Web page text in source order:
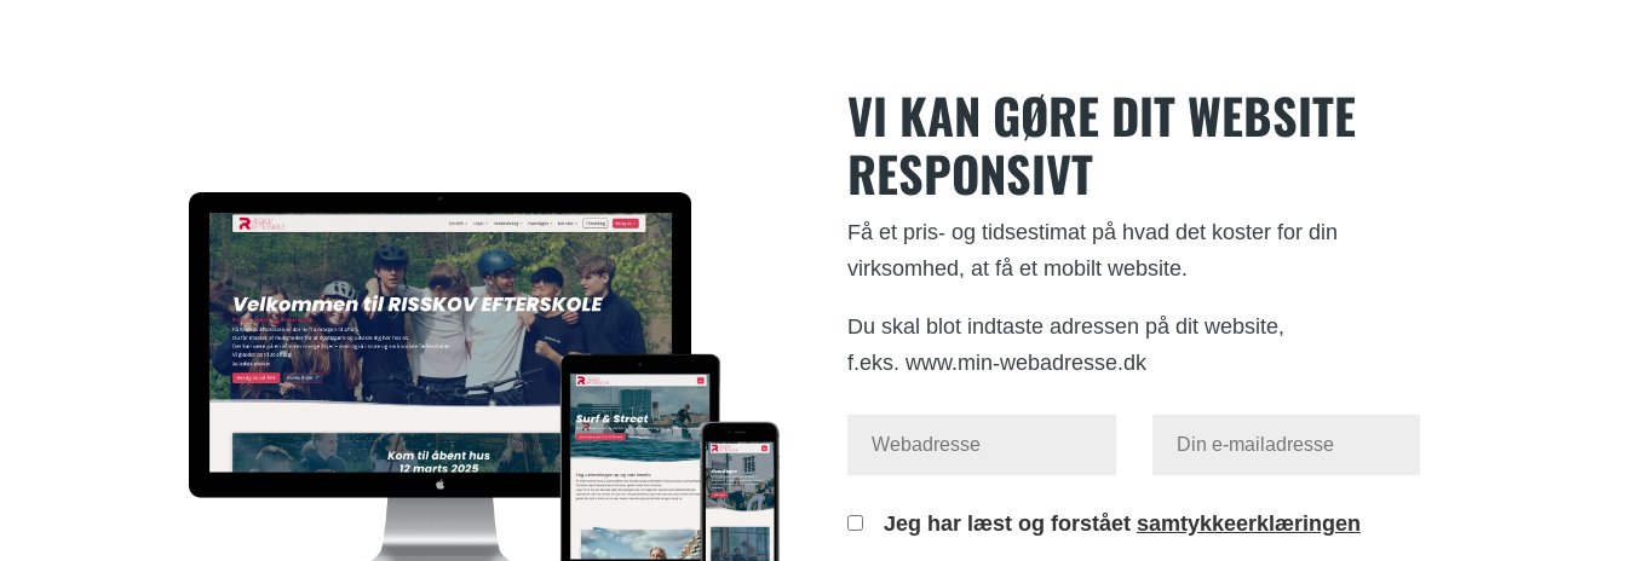
VI KAN GØRE DIT WEBSITE
RESPONSIVT
Få et pris- og tidsestimat på hvad det koster for din
virksomhed, at få et mobilt website.
Du skal blot indtaste adressen på dit website,
f.eks. www.min-webadresse.dk
Jeg har læst og forstået samtykkeerklæringen